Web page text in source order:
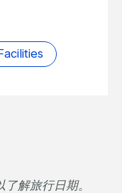
解旅行日期。